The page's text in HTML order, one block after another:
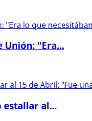
Unión: "Era...
estallar al...